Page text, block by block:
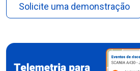
Solicite uma demonstração